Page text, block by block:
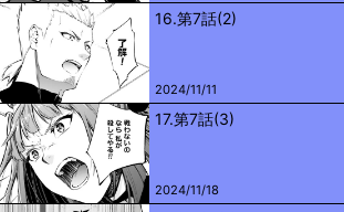
16.第7話(2)
2024/11/11
17.第7話(3)
2024/11/18